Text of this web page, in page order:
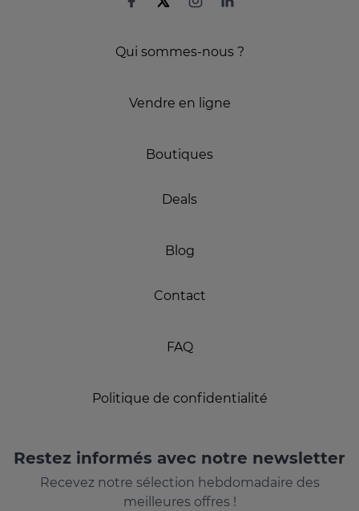
Qui sommes-nous ?
Vendre en ligne
Boutiques
Deals
Blog
Contact
FAQ
Politique de confidentialité
Restez informés avec notre newsletter
Recevez notre sélection hebdomadaire des
meilleures offres !